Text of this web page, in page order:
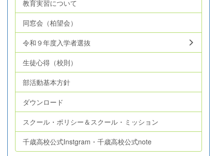
教育実習について
同窓会（柏望会）
令和９年度入学者選抜
生徒心得（校則）
部活動基本方針
ダウンロード
スクール・ポリシー＆スクール・ミッション
千歳高校公式Instgram・千歳高校公式note